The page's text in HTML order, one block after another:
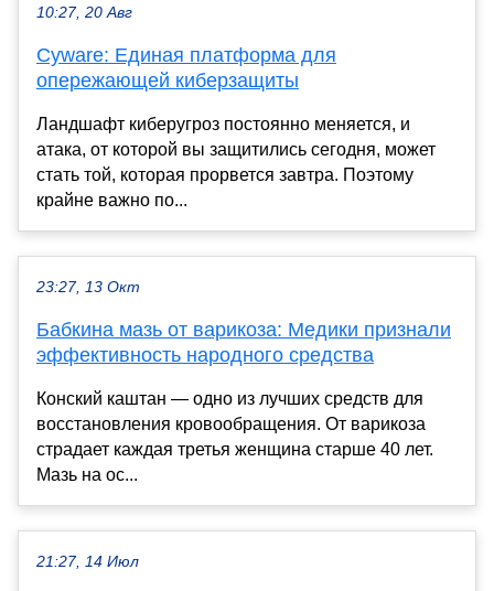
10:27, 20 Авг
Cyware: Единая платформа для
опережающей киберзащиты
Ландшафт киберугроз постоянно меняется, и
атака, от которой вы защитились сегодня, может
стать той, которая прорвется завтра. Поэтому
крайне важно по...
23:27, 13 Окт
Бабкина мазь от варикоза: Медики признали
эффективность народного средства
Конский каштан — одно из лучших средств для
восстановления кровообращения. От варикоза
страдает каждая третья женщина старше 40 лет.
Мазь на ос...
21:27, 14 Июл